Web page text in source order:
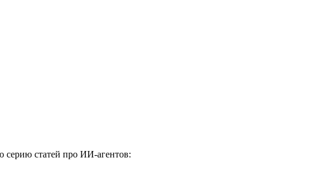
серию статей про ИИ-агентов: